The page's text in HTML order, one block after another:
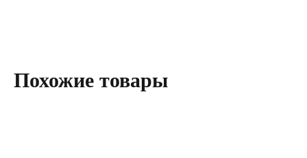
Похожие товары
Согласие на обработку персональных
данных